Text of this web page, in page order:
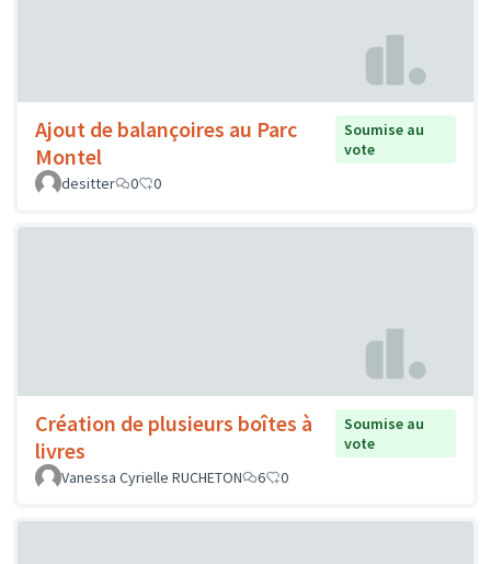
Ajout de balançoires au Parc
Montel
Soumise au
vote
desitter
0 0
Création de plusieurs boîtes à
livres
Soumise au
vote
Vanessa Cyrielle RUCHETON
6 0